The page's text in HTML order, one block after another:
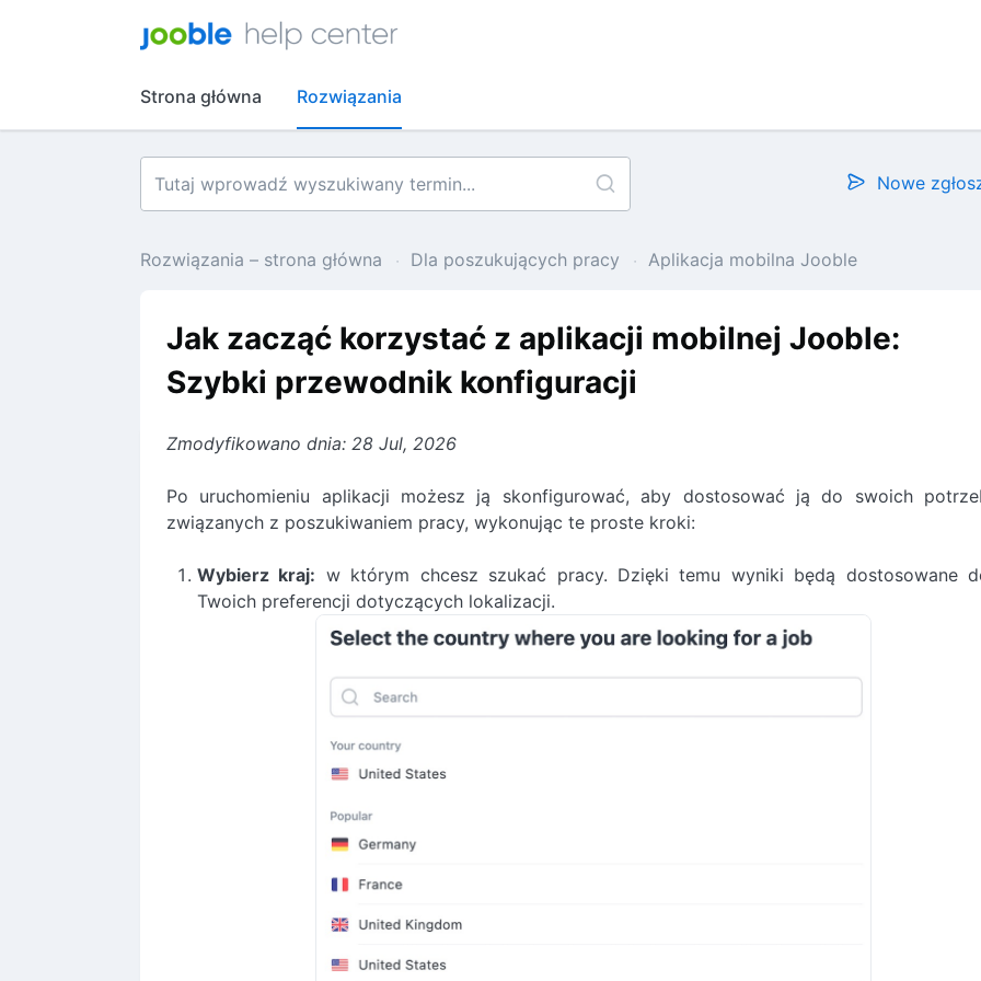
Strona główna Rozwiązania
Nowe
Rozwiązania – strona główna Dla poszukujących pracy Aplikacja mobilna Jooble
Jak zacząć korzystać z aplikacji mobilnej Jooble:
Szybki przewodnik konfiguracji
Zmodyfikowano dnia: 28 Jul, 2026
Po uruchomieniu aplikacji możesz ją skonfigurować, aby dostosować ją do swoich
związanych z poszukiwaniem pracy, wykonując te proste kroki:
Wybierz kraj: w którym chcesz szukać pracy. Dzięki temu wyniki będą dostosowane
Twoich preferencji dotyczących lokalizacji.